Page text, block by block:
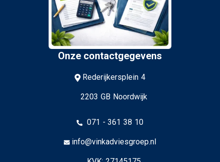
Onze contactgegevens
Rederijkersplein 4
2203 GB Noordwijk
071 - 361 38 10
info@vinkadviesgroep.nl